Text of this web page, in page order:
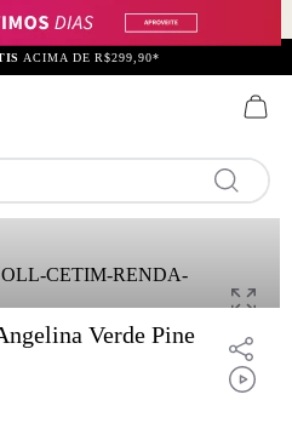
ACIMA DE R$299,90*
Verde Pine